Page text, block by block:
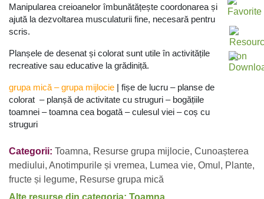
Manipularea creioanelor îmbunătățește coordonarea și
ajută la dezvoltarea musculaturii fine, necesară pentru
scris.
Planșele de desenat și colorat sunt utile în activitățile
recreative sau educative la grădiniță.
grupa mică –grupa mijlocie | fișe de lucru – planse de
colorat – planșă de activitate cu struguri – bogățiile
toamnei – toamna cea bogată – culesul viei – coș cu
struguri
Categorii: Toamna, Resurse grupa mijlocie, Cunoașterea
mediului, Anotimpurile și vremea, Lumea vie, Omul , Plante,
fructe și legume, Resurse grupa mică
Alte resurse din categoria: Toamna